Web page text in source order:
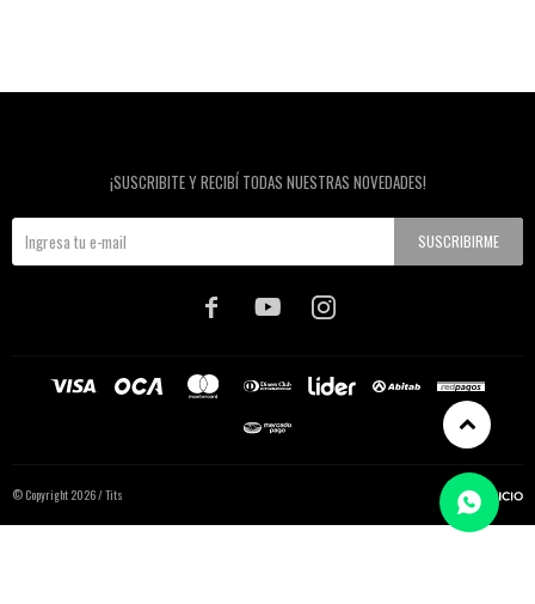
¡SUSCRIBITE Y RECIBÍ TODAS NUESTRAS NOVEDADES!
SUSCRIBIRME
  
© Copyright 2026 / Tits